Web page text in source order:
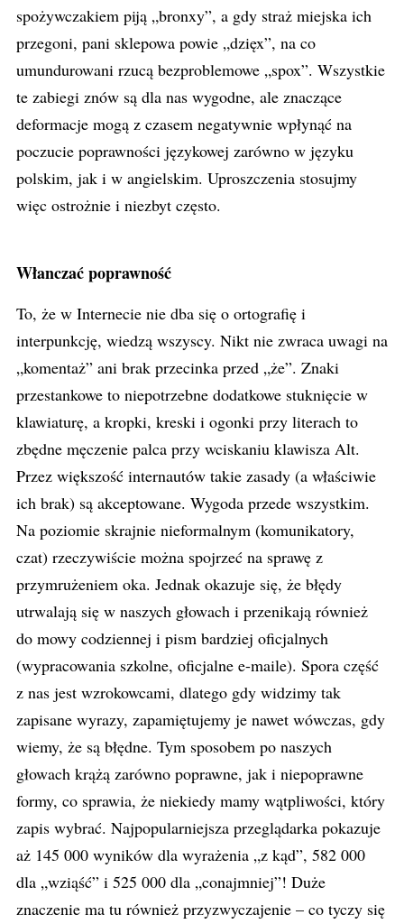
spożywczakiem piją „bronxy”, a gdy straż miejska ich
przegoni, pani sklepowa powie „dzięx”, na co
umundurowani rzucą bezproblemowe „spox”. Wszystkie
te zabiegi znów są dla nas wygodne, ale znaczące
deformacje mogą z czasem negatywnie wpłynąć na
poczucie poprawności językowej zarówno w języku
polskim, jak i w angielskim. Uproszczenia stosujmy
więc ostrożnie i niezbyt często.
Włanczać poprawność
To, że w Internecie nie dba się o ortografię i
interpunkcję, wiedzą wszyscy. Nikt nie zwraca uwagi na
„komentaż” ani brak przecinka przed „że”. Znaki
przestankowe to niepotrzebne dodatkowe stuknięcie w
klawiaturę, a kropki, kreski i ogonki przy literach to
zbędne męczenie palca przy wciskaniu klawisza Alt.
Przez większość internautów takie zasady (a właściwie
ich brak) są akceptowane. Wygoda przede wszystkim.
Na poziomie skrajnie nieformalnym (komunikatory,
czat) rzeczywiście można spojrzeć na sprawę z
przymrużeniem oka. Jednak okazuje się, że błędy
utrwalają się w naszych głowach i przenikają również
do mowy codziennej i pism bardziej oficjalnych
(wypracowania szkolne, oficjalne e-maile). Spora część
z nas jest wzrokowcami, dlatego gdy widzimy tak
zapisane wyrazy, zapamiętujemy je nawet wówczas, gdy
wiemy, że są błędne. Tym sposobem po naszych
głowach krążą zarówno poprawne, jak i niepoprawne
formy, co sprawia, że niekiedy mamy wątpliwości, który
zapis wybrać. Najpopularniejsza przeglądarka pokazuje
aż 145 000 wyników dla wyrażenia „z kąd”, 582 000
dla „wziąść” i 525 000 dla „conajmniej”! Duże
znaczenie ma tu również przyzwyczajenie – co tyczy się